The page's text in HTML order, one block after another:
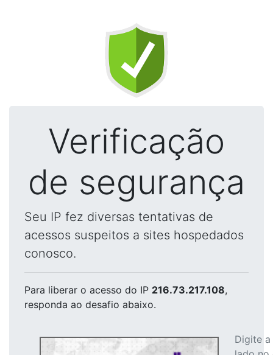
Verificação
de segurança
Seu IP fez diversas tentativas de
acessos suspeitos a sites hospedados
conosco.
Para liberar o acesso do IP 216.73.217.108,
responda ao desafio abaixo.
Digite